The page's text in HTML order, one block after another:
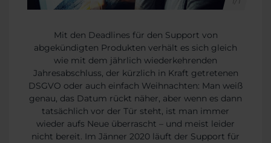
Mit den Deadlines für den Support von
abgekündigten Produkten verhält es sich gleich
wie mit dem jährlich wiederkehrenden
Jahresabschluss, der kürzlich in Kraft getretenen
DSGVO oder auch einfach Weihnachten: Man weiß
genau, das Datum rückt näher, aber wenn es dann
tatsächlich vor der Tür steht, ist man immer
wieder aufs Neue überrascht – und meist leider
nicht bereit. Im Jänner 2020 läuft der Support für